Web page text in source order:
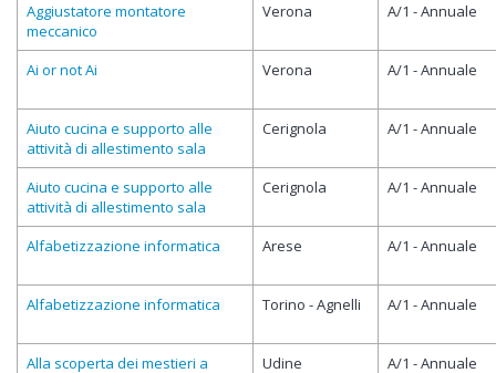
Aggiustatore montatore
meccanico
Verona A/1 - Annuale
Ai or not Ai Verona A/1 - Annuale
Aiuto cucina e supporto alle
attività di allestimento sala
Cerignola A/1 - Annuale
Aiuto cucina e supporto alle
attività di allestimento sala
Cerignola A/1 - Annuale
Alfabetizzazione informatica Arese A/1 - Annuale
Alfabetizzazione informatica Torino - Agnelli A/1 - Annuale
Alla scoperta dei mestieri a Udine A/1 - Annuale